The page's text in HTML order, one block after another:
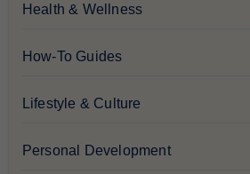
Health & Wellness
How-To Guides
Lifestyle & Culture
Personal Development